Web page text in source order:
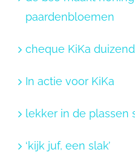
paardenbloemen
cheque KiKa
In actie voor KiKa
lekker in de plassen
‘kijk juf, een slak’